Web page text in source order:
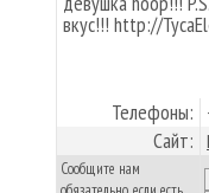
вкус!!! http://
Телефоны:
Сайт:
Сообщите нам